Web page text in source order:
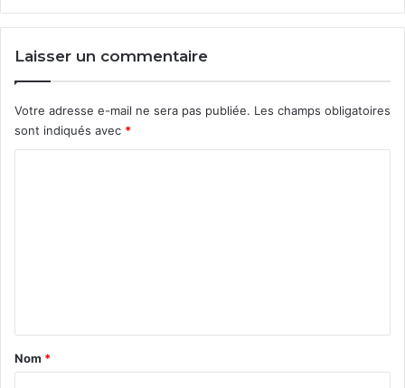
Laisser un commentaire
Votre adresse e-mail ne sera pas publiée. Les champs obligatoires
sont indiqués avec *
a
Nom *